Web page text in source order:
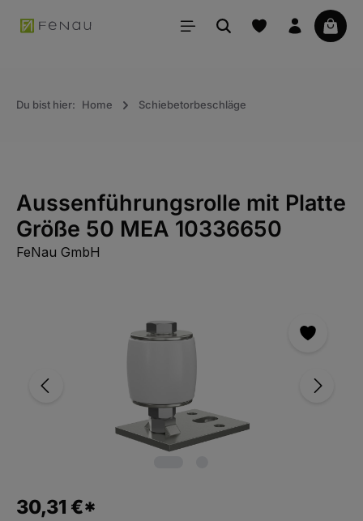
springen
Du bist hier: Home Schiebetorbeschläge
Aussenführungsrolle mit Platte
Größe 50 MEA 10336650
FeNau GmbH
30,31 €*